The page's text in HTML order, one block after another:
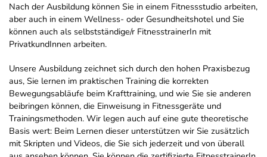
Nach der Ausbildung können Sie in einem Fitnessstudio arbeiten,
aber auch in einem Wellness- oder Gesundheitshotel und Sie
können auch als selbstständige/r FitnesstrainerIn mit
PrivatkundInnen arbeiten.
Unsere Ausbildung zeichnet sich durch den hohen Praxisbezug
aus, Sie lernen im praktischen Training die korrekten
Bewegungsabläufe beim Krafttraining, und wie Sie sie anderen
beibringen können, die Einweisung in Fitnessgeräte und
Trainingsmethoden. Wir legen auch auf eine gute theoretische
Basis wert: Beim Lernen dieser unterstützen wir Sie zusätzlich
mit Skripten und Videos, die Sie sich jederzeit und von überall